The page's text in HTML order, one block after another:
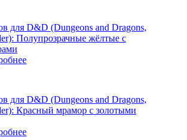
для D&D (Dungeons and Dragons,
Полупрозрачные жёлтые с
для D&D (Dungeons and Dragons,
Красный мрамор с золотыми